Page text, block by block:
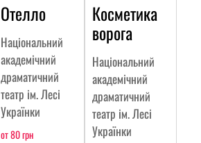
Отелло
Національний
академічний
драматичний
театр ім. Лесі
Українки
от 80 грн
Косметика
ворога
Національний
академічний
драматичний
театр ім. Лесі
Українки